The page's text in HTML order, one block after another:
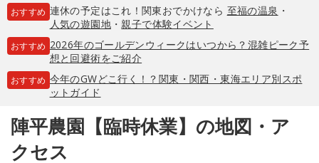
おすすめ 連休の予定はこれ！関東おでかけなら 至福の温泉 ・
人気の遊園地・親子で体験イベント
おすすめ 2026年のゴールデンウィークはいつから？混雑ピーク予
想と回避術をご紹介
おすすめ 今年のGWどこ行く！？関東・関西・東海エリア別スポ
ットガイド
陣平農園【臨時休業】の地図・ア
クセス